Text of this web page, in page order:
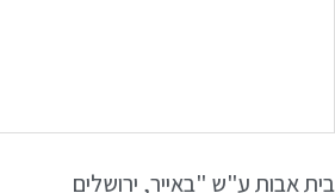
בית אבות ע"ש "באייר, ירושלים